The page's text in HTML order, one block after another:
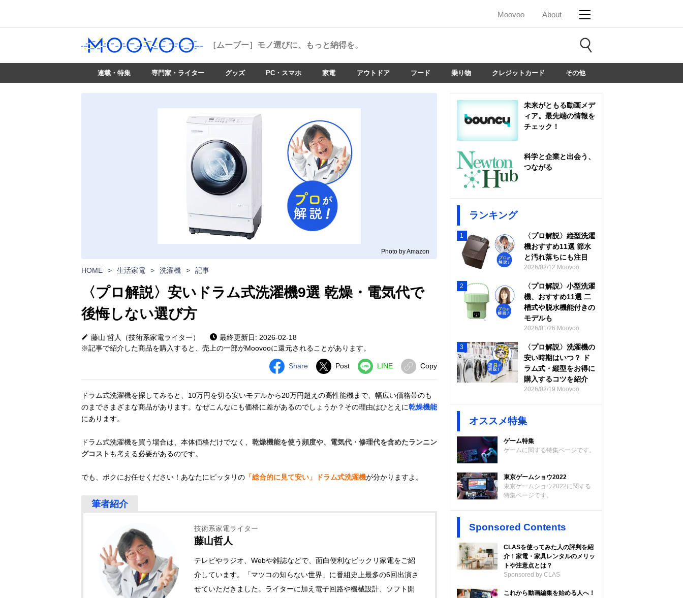
Moovoo About
［ムーブー］ モノ選びに、もっと納得を。
連載・特集 専門家・ライター グッズ PC・スマホ 家電 アウトドア フード 乗り物 クレジットカード その他
Photo by Amazon
HOME > 生活家電 > 洗濯機 > 記事
〈プロ解説〉安いドラム式洗濯機9選 乾燥・電気代で
後悔しない選び方
藤山 哲人（技術系家電ライター）
最終更新日: 2026-02-18
※記事で紹介した商品を購入すると、売上の一部がMoovooに還元されることがあります。
Share Post LINE Copy
ドラム式洗濯機を探してみると、10万円を切る安いモデルから20万円超えの高性能機まで、幅広い価格帯のも
のまでさまざまな商品があります。なぜこんなにも価格に差があるのでしょうか？その理由はひとえに乾燥機能
にあります。
ドラム式洗濯機を買う場合は、本体価格だけでなく、 乾燥機能を使う頻度や、電気代・修理代を含めたランニン
グコスト も考える必要があるのです。
でも、ボクにお任せください！あなたにピッタリの「総合的に見て安い」ドラム式洗濯機が分かりますよ。
技術系家電ライター
藤山哲人
テレビやラジオ、Webや雑誌などで、面白便利なビックリ家電をご紹
介しています。「マツコの知らない世界」に番組史上最多の6回出演さ
せていただきました。ライターに加え電子回路や機械設計、ソフト開
未来がともる動画メデ
ィア。最先端の情報を
チェック！
科学と企業と出会う、
つながる
ランキング
1
〈プロ解説〉縦型洗濯
機おすすめ11選 節水
と汚れ落ちにも注目
2026/02/12 Moovoo
2
〈プロ解説〉小型洗濯
機、おすすめ11選 二
槽式や脱水機能付きの
モデルも
2026/01/26 Moovoo
3
〈プロ解説〉洗濯機の
安い時期はいつ？ ド
ラム式・縦型をお得に
購入するコツを紹介
2026/02/19 Moovoo
オススメ特集
ゲーム特集
ゲームに関する特集ページです。
東京ゲームショウ2022
東京ゲームショウ2022に関する
特集ページです。
Sponsored Contents
CLASを使ってみた人の評判を紹
介！家電・家具レンタルのメリッ
トや注意点とは？
Sponsored by CLAS
これから動画編集を始める人へ！